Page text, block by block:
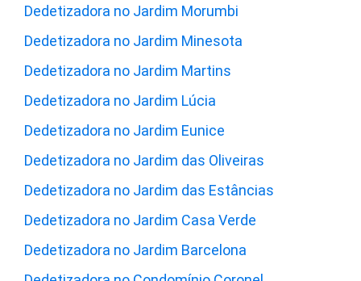
Dedetizadora no Jardim Morumbi
Dedetizadora no Jardim Minesota
Dedetizadora no Jardim Martins
Dedetizadora no Jardim Lúcia
Dedetizadora no Jardim Eunice
Dedetizadora no Jardim das Oliveiras
Dedetizadora no Jardim das Estâncias
Dedetizadora no Jardim Casa Verde
Dedetizadora no Jardim Barcelona